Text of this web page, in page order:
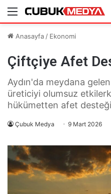
Menü
Anasayfa / Ekonomi
Çiftçiye Afet
Aydın'da meydana
üreticiyi olumsuz
hükümetten afet
Çubuk Medya 9 Mart 2026